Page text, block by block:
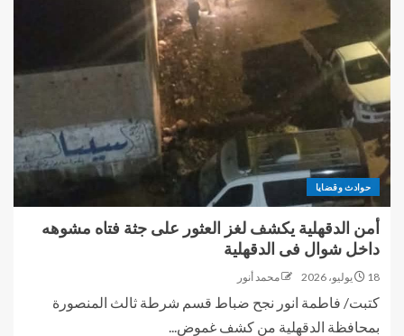
حوادث وقضايا
أمن الدقهلية يكشف لغز العثور على جثة فتاه مشوهه
داخل شوال فى الدقهلية
18 يوليو، 2026 محمد أنور
كتبت/ فاطمة انور نجح ضباط قسم شرطة ثالث المنصورة
بمحافظة الدقهلية من كشف غموض...